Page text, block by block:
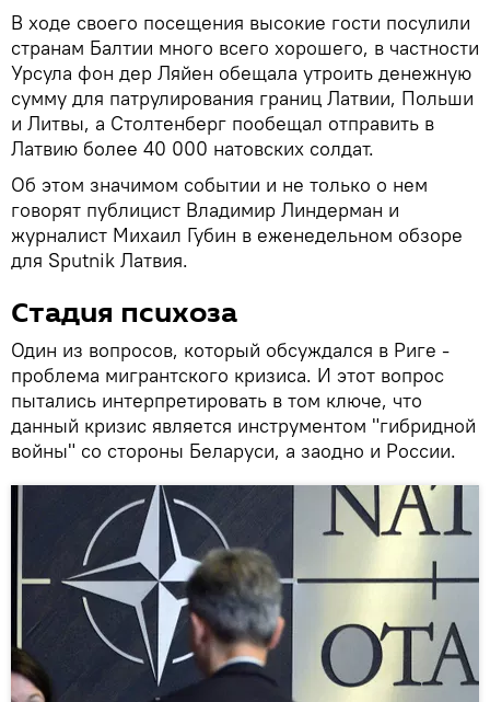
В ходе своего посещения высокие гости посулили
странам Балтии много всего хорошего, в частности
Урсула фон дер Ляйен обещала утроить денежную
сумму для патрулирования границ Латвии, Польши
и Литвы, а Столтенберг пообещал отправить в
Латвию более 40 000 натовских солдат.
Об этом значимом событии и не только о нем
говорят публицист Владимир Линдерман и
журналист Михаил Губин в еженедельном обзоре
для Sputnik Латвия.
Стадия психоза
Один из вопросов, который обсуждался в Риге -
проблема мигрантского кризиса. И этот вопрос
пытались интерпретировать в том ключе, что
данный кризис является инструментом "гибридной
войны" со стороны Беларуси, а заодно и России.